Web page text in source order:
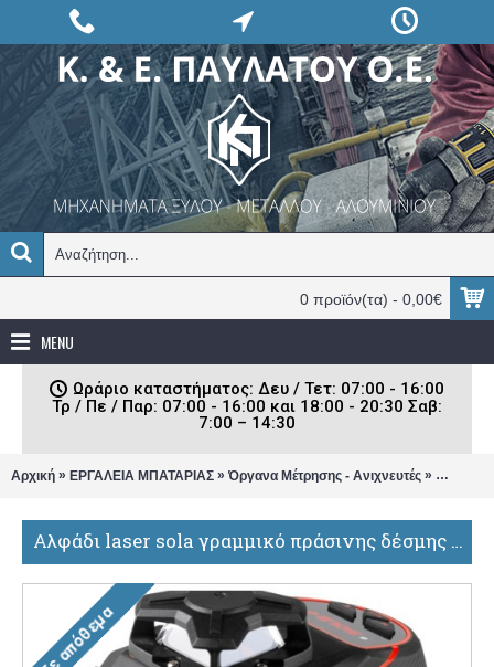
0 προϊόν(τα) - 0,00€
MENU
Ωράριο καταστήματος: Δευ / Τετ: 07:00 - 16:00
Τρ / Πε / Παρ: 07:00 - 16:00 και 18:00 - 20:30 Σαβ:
7:00 – 14:30
Αρχική » ΕΡΓΑΛΕΙΑ ΜΠΑΤΑΡΙΑΣ » Όργανα Μέτρησης - Ανιχνευτές » Αλφάδια
Αλφάδι laser sola γραμμικό πράσινης δέσμης PLANO 4D green 71018001